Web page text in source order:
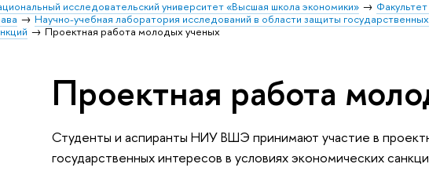
исследовательский университет «Высшая школа экономики»
Научно-учебная лаборатория исследований в области защиты
Проектная работа молодых ученых
Проектная работа
Студенты и аспиранты НИУ ВШЭ принимают участие в
государственных интересов в условиях экономических